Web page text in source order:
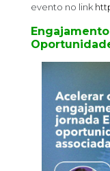
evento no link